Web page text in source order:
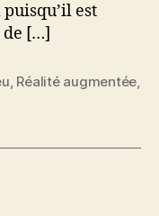
les
geeks
est
de […]
, Réalité augmentée,